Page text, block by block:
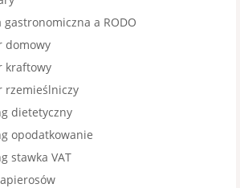
gastronomiczna a RODO
domowy
kraftowy
rzemieślniczy
dietetyczny
opodatkowanie
stawka VAT